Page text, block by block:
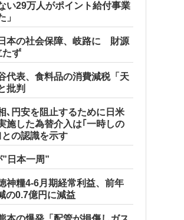
い29万人がポイント給付事業
」
本の社会保障、岐路に 財源
たず
代表、食料品の消費減税「天
批判
､円安を阻止するために日米
施した為替介入は｢一時しの
の認識を示す
日本一周”
神糧4-6月期経常利益、前年
の0.7億円に減益